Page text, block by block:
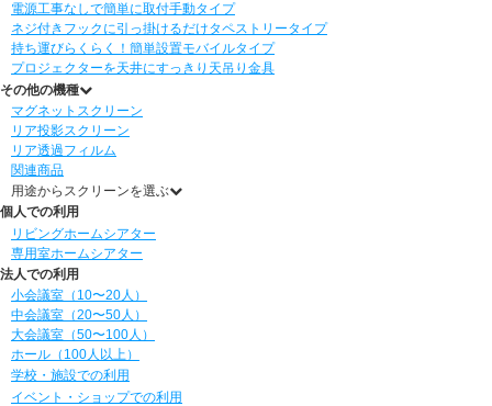
電源工事なしで簡単に取付手動タイプ
ネジ付きフックに引っ掛けるだけタペストリータイプ
持ち運びらくらく！簡単設置モバイルタイプ
プロジェクターを天井にすっきり 天吊り金具
その他の機種
マグネットスクリーン
リア投影スクリーン
リア透過フィルム
関連商品
用途からスクリーンを選ぶ
個人での利用
リビングホームシアター
専用室ホームシアター
法人での利用
小会議室（10〜20人）
中会議室（20〜50人）
大会議室（50〜100人）
ホール（100人以上）
学校・施設での利用
イベント・ショップでの利用